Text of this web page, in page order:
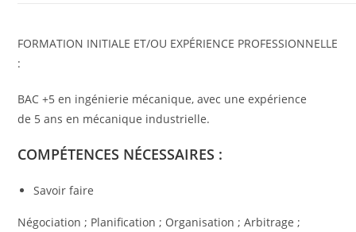
FORMATION INITIALE ET/OU EXPÉRIENCE PROFESSIONNELLE
:
BAC +5 en ingénierie mécanique, avec une expérience
de 5 ans en mécanique industrielle.
COMPÉTENCES NÉCESSAIRES :
Savoir faire
Négociation ; Planification ; Organisation ; Arbitrage ;